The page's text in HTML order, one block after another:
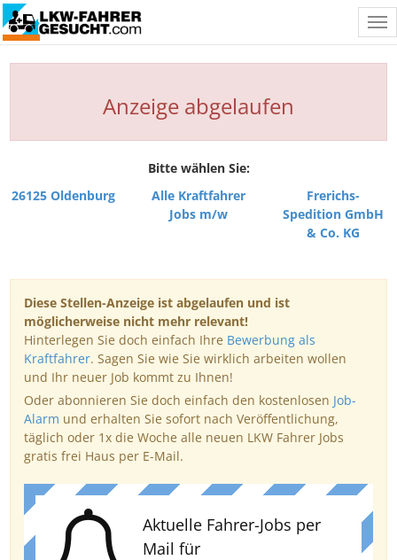
Anzeige abgelaufen
Bitte wählen Sie:
26125 Oldenburg
Alle Kraftfahrer
Jobs m/w
Frerichs-
Spedition GmbH
& Co. KG
Diese Stellen-Anzeige ist abgelaufen und ist
möglicherweise nicht mehr relevant!
Hinterlegen Sie doch einfach Ihre Bewerbung als
Kraftfahrer. Sagen Sie wie Sie wirklich arbeiten wollen
und Ihr neuer Job kommt zu Ihnen!
Oder abonnieren Sie doch einfach den kostenlosen Job-
Alarm und erhalten Sie sofort nach Veröffentlichung,
täglich oder 1x die Woche alle neuen LKW Fahrer Jobs
gratis frei Haus per E-Mail.
Aktuelle Fahrer-Jobs per
Mail für